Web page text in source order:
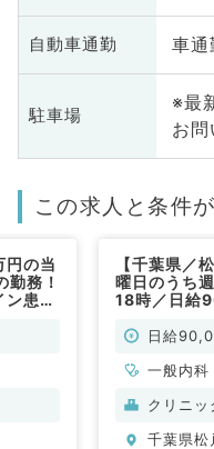
自動車通勤 車通
駐車場
※最
お
この求人と条件
円の当
務！
患者
【千葉県／
曜日のうち
18時／日給
事です◎（
日給
一般内科
クリニ
千葉県松